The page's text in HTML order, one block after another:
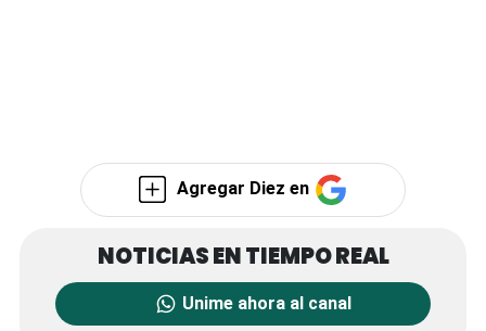
Agregar Diez en
Unime ahora al canal